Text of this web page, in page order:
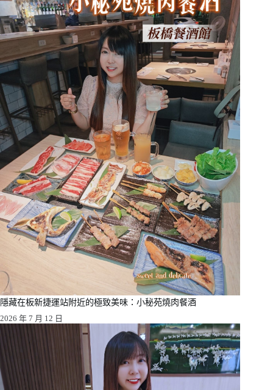
隱藏在板新捷運站附近的極致美味：小秘苑燒肉餐酒
2026 年 7 月 12 日